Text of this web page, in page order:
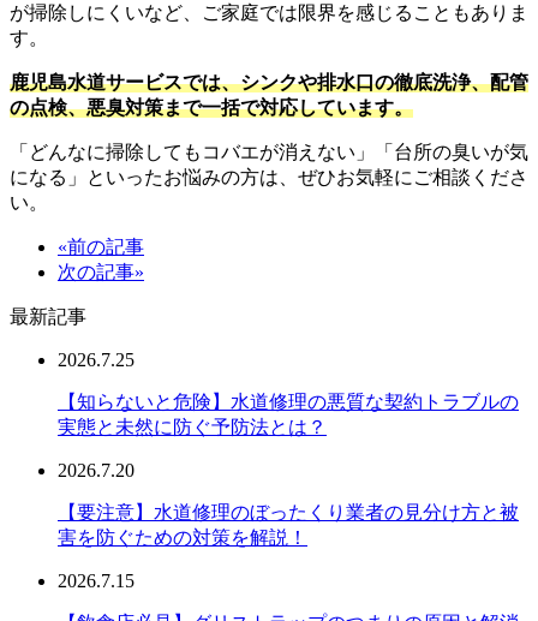
が掃除しにくいなど、ご家庭では限界を感じることもありま
す。
鹿児島水道サービスでは、シンクや排水口の徹底洗浄、配管
の点検、悪臭対策まで一括で対応しています。
「どんなに掃除してもコバエが消えない」「台所の臭いが気
になる」といったお悩みの方は、ぜひお気軽にご相談くださ
い。
«前の記事
次の記事»
最新記事
2026.7.25
【知らないと危険】水道修理の悪質な契約トラブルの
実態と未然に防ぐ予防法とは？
2026.7.20
【要注意】水道修理のぼったくり業者の見分け方と被
害を防ぐための対策を解説！
2026.7.15